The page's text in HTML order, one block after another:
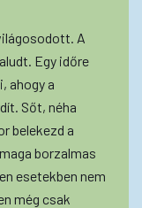
A
Egy időre
ahogy a
Sőt, néha
belekezd a
borzalmas
esetekben nem
még csak